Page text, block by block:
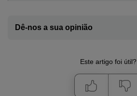
Doenças dos rins e do fígado
Dê-nos a sua opinião
Este artigo foi útil?